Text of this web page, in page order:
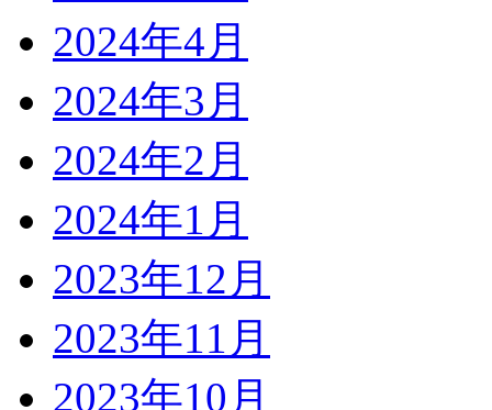
2024年4月
2024年3月
2024年2月
2024年1月
2023年12月
2023年11月
2023年10月